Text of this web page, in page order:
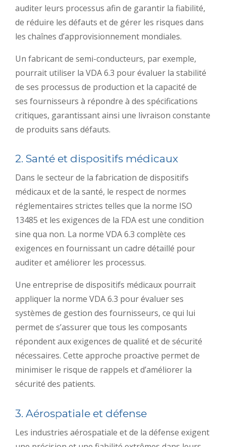
auditer leurs processus afin de garantir la fiabilité,
de réduire les défauts et de gérer les risques dans
les chaînes d’approvisionnement mondiales.
Un fabricant de semi-conducteurs, par exemple,
pourrait utiliser la VDA 6.3 pour évaluer la stabilité
de ses processus de production et la capacité de
ses fournisseurs à répondre à des spécifications
critiques, garantissant ainsi une livraison constante
de produits sans défauts.
2. Santé et dispositifs médicaux
Dans le secteur de la fabrication de dispositifs
médicaux et de la santé, le respect de normes
réglementaires strictes telles que la norme ISO
13485 et les exigences de la FDA est une condition
sine qua non. La norme VDA 6.3 complète ces
exigences en fournissant un cadre détaillé pour
auditer et améliorer les processus.
Une entreprise de dispositifs médicaux pourrait
appliquer la norme VDA 6.3 pour évaluer ses
systèmes de gestion des fournisseurs, ce qui lui
permet de s’assurer que tous les composants
répondent aux exigences de qualité et de sécurité
nécessaires. Cette approche proactive permet de
minimiser le risque de rappels et d’améliorer la
sécurité des patients.
3. Aérospatiale et défense
Les industries aérospatiale et de la défense exigent